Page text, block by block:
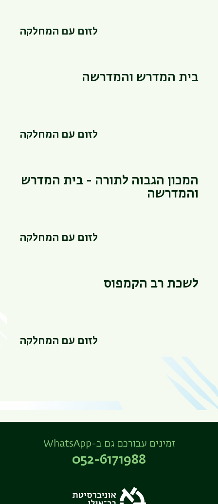
לזום עם המחלקה
בית המדרש והמדרשה
לזום עם המחלקה
המכון הגבוה לתורה - בית המדרש
והמדרשה
לזום עם המחלקה
לשכת רב הקמפוס
לזום עם המחלקה
זמינים עבורכם גם ב-WhatsApp
052-6171988